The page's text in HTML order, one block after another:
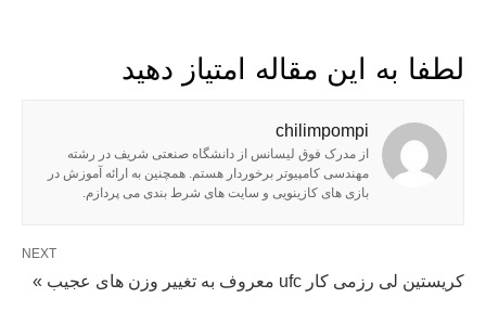
لطفا به این مقاله امتیاز دهید
chilimpompi
از مدرک فوق لیسانس از دانشگاه صنعتی شریف در رشته
مهندسی کامپیوتر برخوردار هستم. همچنین به ارائه آموزش در
بازی های کازینویی و سایت های شرط بندی می پردازم.
NEXT
کریستین لی رزمی کار ufc معروف به تغییر وزن های عجیب »